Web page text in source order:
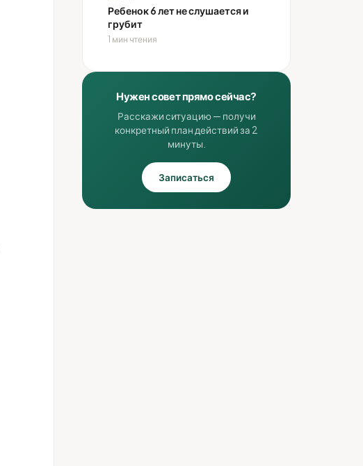
Ребенок 6 лет не слушается и
грубит
1 мин чтения
Нужен совет прямо сейчас?
Расскажи ситуацию — получи
конкретный план действий за 2
минуты.
Записаться